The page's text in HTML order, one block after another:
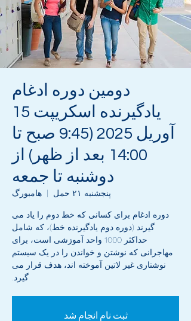
دومین دوره ادغام
یادگیرنده اسکریپت 15
آوریل 2025 (9:45 صبح تا
14:00 بعد از ظهر) از
دوشنبه تا جمعه
پنجشنبه ۲۱ حمل
  |
هامبورگ
دوره ادغام برای کسانی که خط دوم را یاد می
گیرند (دوره دوم یادگیرنده خط)، که شامل
حداکثر 1000 واحد آموزشی است، برای
مهاجرانی که نوشتن و خواندن را در یک سیستم
نوشتاری غیر لاتین آموخته اند، هدف قرار می
گیرد.
ثبت نام انجام شد